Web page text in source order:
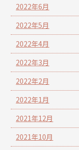
2022年6月
2022年5月
2022年4月
2022年3月
2022年2月
2022年1月
2021年12月
2021年10月